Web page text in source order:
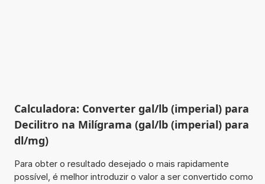
Calculadora: Converter gal/lb (imperial) para
Decilitro na Milígrama (gal/lb (imperial) para
dl/mg)
Para obter o resultado desejado o mais rapidamente
possível, é melhor introduzir o valor a ser convertido como